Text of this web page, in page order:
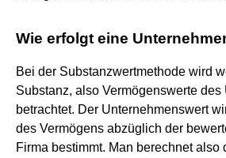
Wie erfolgt eine
Bei der Substanzwertmethode wird
Substanz, also Vermögenswerte des
betrachtet. Der Unternehmenswert
des Vermögens abzüglich der
Firma bestimmt. Man berechnet also